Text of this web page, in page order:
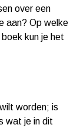
over een
aan? Op welke
kun je het
worden; is
wat je in dit